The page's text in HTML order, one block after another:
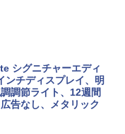
Air M5チップ搭載
ック：AIとApple Intell
チLiquid Retinaディ
ニファイドメモリ、1
、12MPセンターフレ
ラインコード版|Wind
応|PC2台
んやさしい 教科書:
！ 非エンジニアのた
入門シリーズ
シグニチャーエディ
ンチディスプレイ、明
調節ライト、12週間
告なし、メタリック